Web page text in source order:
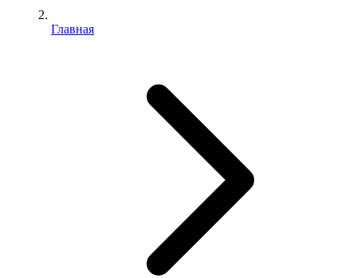
Главная